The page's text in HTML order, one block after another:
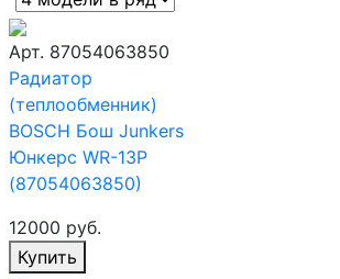
Арт. 87054063850
Радиатор
(теплообменник)
BOSCH Бош Junkers
Юнкерс WR-13P
(87054063850)
12000 руб.
Купить